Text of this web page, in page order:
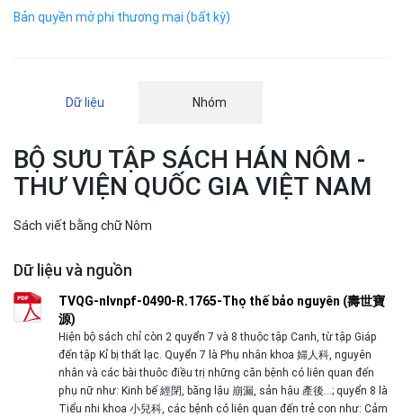
Bản quyền mở phi thương mại (bất kỳ)
Dữ liệu Nhóm
BỘ SƯU TẬP SÁCH HÁN NÔM -
THƯ VIỆN QUỐC GIA VIỆT NAM
Sách viết bằng chữ Nôm
Dữ liệu và nguồn
TVQG-nlvnpf-0490-R.1765-Thọ thế bảo nguyên (壽世寶
源)
Hiện bộ sách chỉ còn 2 quyển 7 và 8 thuộc tập Canh, từ tập Giáp
đến tập Kỉ bị thất lạc. Quyển 7 là Phụ nhân khoa 婦人科, nguyên
nhân và các bài thuôc điều trị những căn bệnh có liên quan đến
phụ nữ như: Kinh bế 經閉, băng lậu 崩漏, sản hậu 產後…; quyển 8 là
Tiểu nhi khoa 小兒科, các bệnh có liên quan đến trẻ con như: Cảm